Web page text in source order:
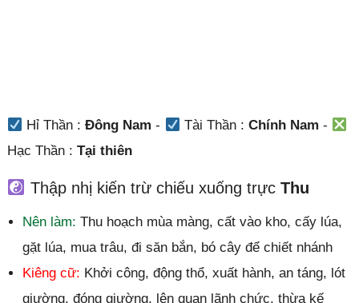
Hỉ Thần :Đông Nam - Tài Thần : Chính Nam -
Hạc Thần : Tại thiên
Thập nhị kiến trừ chiếu xuống trực Thu
Nên làm: Thu hoạch mùa màng, cất vào kho, cấy lúa,
gặt lúa, mua trâu, đi săn bắn, bó cây để chiết nhánh
Kiêng cữ: Khởi công, động thổ, xuất hành, an táng, lót
giường, đóng giường, lên quan lãnh chức, thừa kế